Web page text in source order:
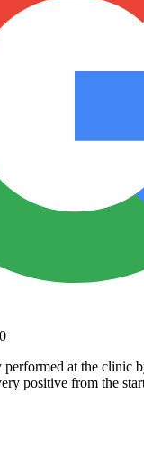
performed at the clinic
positive from the